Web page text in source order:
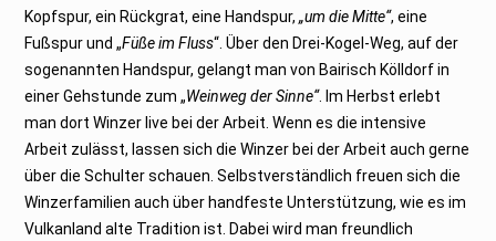
Kopfspur, ein Rückgrat, eine Handspur,„um die Mitte“, eine
Fußspur und „Füße im Fluss“. Über den Drei-Kogel-Weg, auf der
sogenannten Handspur, gelangt man von Bairisch Kölldorf in
einer Gehstunde zum „Weinweg der Sinne“. Im Herbst erlebt
man dort Winzer live bei der Arbeit. Wenn es die intensive
Arbeit zulässt, lassen sich die Winzer bei der Arbeit auch gerne
über die Schulter schauen. Selbstverständlich freuen sich die
Winzerfamilien auch über handfeste Unterstützung, wie es im
Vulkanland alte Tradition ist. Dabei wird man freundlich